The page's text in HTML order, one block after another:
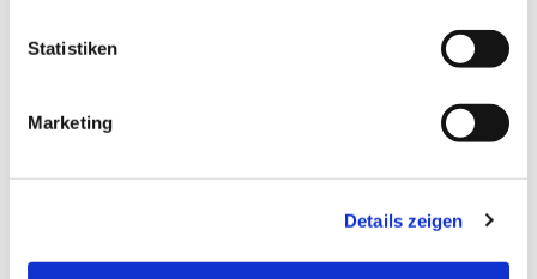
Statistiken
Marketing
Details zeigen